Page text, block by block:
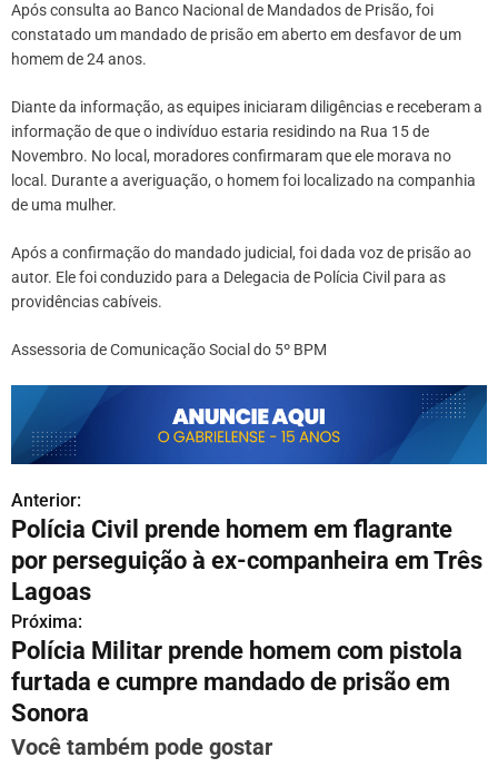
Após consulta ao Banco Nacional de Mandados de Prisão, foi
constatado um mandado de prisão em aberto em desfavor de um
homem de 24 anos.
Diante da informação, as equipes iniciaram diligências e receberam a
informação de que o indivíduo estaria residindo na Rua 15 de
Novembro. No local, moradores confirmaram que ele morava no
local. Durante a averiguação, o homem foi localizado na companhia
de uma mulher.
Após a confirmação do mandado judicial, foi dada voz de prisão ao
autor. Ele foi conduzido para a Delegacia de Polícia Civil para as
providências cabíveis.
Assessoria de Comunicação Social do 5º BPM
N
a
v
e
g
a
ç
Anterior:
Polícia Civil prende homem em flagrante
por perseguição à ex-companheira em Três
Lagoas
Próxima:
Polícia Militar prende homem com pistola
furtada e cumpre mandado de prisão em
Sonora
Você também pode gostar